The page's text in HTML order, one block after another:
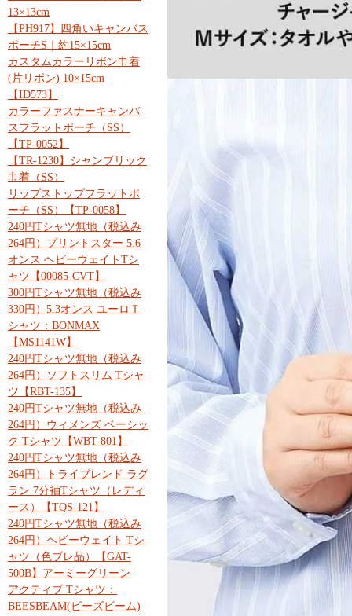
13×13cm
【PH917】四角いキャンバス
ポーチS｜約15×15cm
カスタムカラーリボン巾着
(片リボン) 10×15cm
【ID573】
カラーファスナーキャンバ
スフラットポーチ（SS）
【TP-0052】
【TR-1230】シャンブリック
巾着（SS）
リップストップフラットポ
ーチ（SS）【TP-0058】
240円Tシャツ無地（税込み
264円）プリントスター 5.6
オンス ヘビーウェイトTシ
ャツ【00085-CVT】
300円Tシャツ無地（税込み
330円）5.3オンス ユーロＴ
シャツ：BONMAX
【MS1141W】
240円Tシャツ無地（税込み
264円）ソフトスリム Tシャ
ツ【RBT-135】
240円Tシャツ無地（税込み
264円）ウィメンズ ベーシッ
ク Tシャツ【WBT-801】
240円Tシャツ無地（税込み
264円）トライブレンド ラグ
ラン 7分袖Tシャツ（レディ
ース）【TQS-121】
240円Tシャツ無地（税込み
264円）ヘビーウェイト Tシ
ャツ（色ブレ品）【GAT-
500B】アーミーグリーン
アクティブ Tシャツ：
BEESBEAM(ビーズビーム)